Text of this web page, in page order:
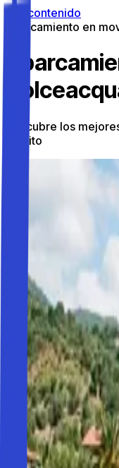
Ir al contenido
Aparcamiento en
Descubre los
Parkito